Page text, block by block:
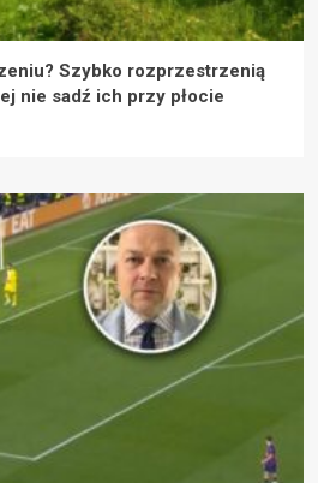
Szybko rozprzestrzenią
nie sadź ich przy płocie